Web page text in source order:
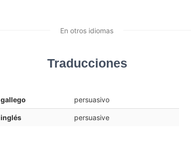
En otros idiomas
Traducciones
gallego persuasivo
inglés persuasive